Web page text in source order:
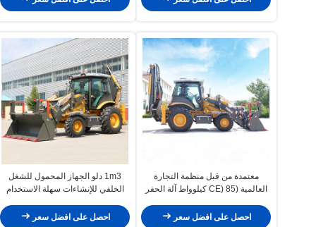
معتمدة من قبل منظمة التجارة
العالمية (CE) 85 كيلوواط آلة الحفر
احصل على افضل سعر
1m3 دلو الجهاز المحمول للشغل
الخلفي للإنشاءات سهلة الاستخدام
احصل على افضل سعر